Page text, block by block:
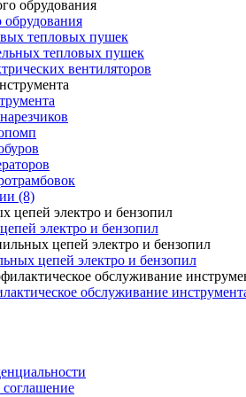
обрудования
тепловых пушек
тепловых пушек
вентиляторов
(8)
электро и бензопил
цепей электро и бензопил
обслуживание
соглашение